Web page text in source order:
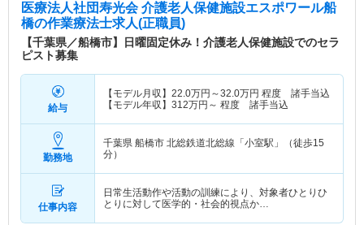
医療法人社団寿光会 介護老人保健施設エスポワール船
橋の作業療法士求人(正職員)
【千葉県／船橋市】日曜固定休み！介護老人保健施設でのセラ
ピスト募集
給与
【モデル月収】 22.0万円～32.0万円 程度 諸手当込
【モデル年収】 312万円～ 程度 諸手当込
勤務地
千葉県 船橋市 北総鉄道北総線「小室駅」（徒歩15
分）
仕事内容
日常生活動作や活動の訓練により、対象者ひとりひ
とりに対して医学的・社会的視点か…